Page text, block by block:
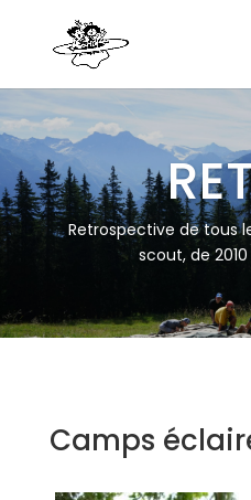
Retrospective de tous
scout, de
Camps